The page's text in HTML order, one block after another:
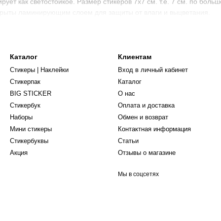
Каталог
Стикеры | Наклейки
Стикерпак
BIG STICKER
Стикербук
Наборы
Мини стикеры
Стикербуквы
Акция
Клиентам
Вход в личный кабинет
Каталог
О нас
Оплата и доставка
Обмен и возврат
Контактная информация
Статьи
Отзывы о магазине
Мы в соцсетях